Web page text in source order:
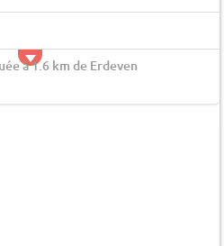
à 1.6 km de Erdeven